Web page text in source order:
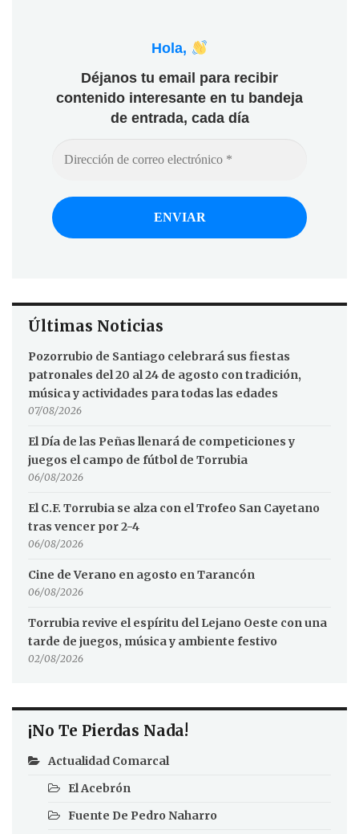
Hola,
Déjanos tu email para recibir
contenido interesante en tu bandeja
de entrada, cada día
Últimas Noticias
Pozorrubio de Santiago celebrará sus fiestas
patronales del 20 al 24 de agosto con tradición,
música y actividades para todas las edades
07/08/2026
El Día de las Peñas llenará de competiciones y
juegos el campo de fútbol de Torrubia
06/08/2026
El C.F. Torrubia se alza con el Trofeo San Cayetano
tras vencer por 2-4
06/08/2026
Cine de Verano en agosto en Tarancón
06/08/2026
Torrubia revive el espíritu del Lejano Oeste con una
tarde de juegos, música y ambiente festivo
02/08/2026
¡No Te Pierdas Nada!
Actualidad Comarcal
El Acebrón
Fuente De Pedro Naharro